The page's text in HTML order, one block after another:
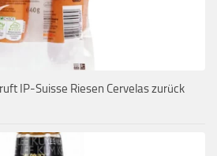
IP-Suisse Riesen Cervelas zurück